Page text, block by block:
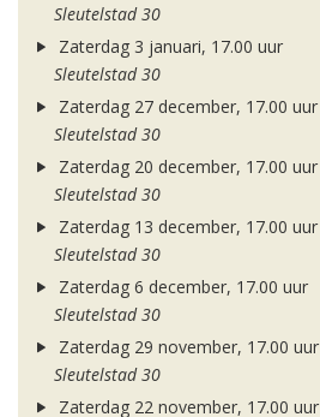
Sleutelstad 30
Zaterdag 3 januari, 17.00 uur
Sleutelstad 30
Zaterdag 27 december, 17.00 uur
Sleutelstad 30
Zaterdag 20 december, 17.00 uur
Sleutelstad 30
Zaterdag 13 december, 17.00 uur
Sleutelstad 30
Zaterdag 6 december, 17.00 uur
Sleutelstad 30
Zaterdag 29 november, 17.00 uur
Sleutelstad 30
Zaterdag 22 november, 17.00 uur